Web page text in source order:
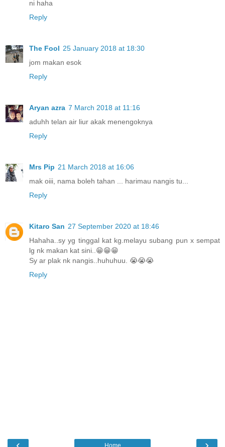
ni haha
Reply
The Fool 25 January 2018 at 18:30
jom makan esok
Reply
Aryan azra 7 March 2018 at 11:16
aduhh telan air liur akak menengoknya
Reply
Mrs Pip 21 March 2018 at 16:06
mak oiii, nama boleh tahan ... harimau nangis tu...
Reply
Kitaro San 27 September 2020 at 18:46
Hahaha..sy yg tinggal kat kg.melayu subang pun x sempat
lg nk makan kat sini..😁😁😁
Sy ar plak nk nangis..huhuhuu. 😭😭😭
Reply